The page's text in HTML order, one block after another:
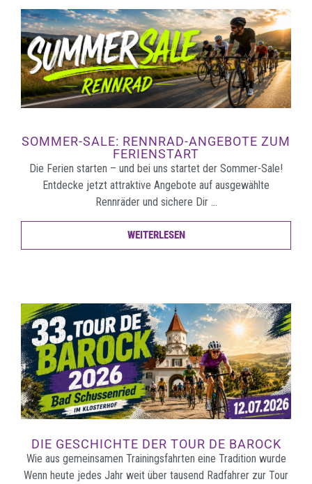
SOMMER-SALE: RENNRAD-ANGEBOTE ZUM
FERIENSTART
Die Ferien starten – und bei uns startet der Sommer-Sale!
Entdecke jetzt attraktive Angebote auf ausgewählte
Rennräder und sichere Dir …
WEITERLESEN
DIE GESCHICHTE DER TOUR DE BAROCK
Wie aus gemeinsamen Trainingsfahrten eine Tradition wurde
Wenn heute jedes Jahr weit über tausend Radfahrer zur Tour